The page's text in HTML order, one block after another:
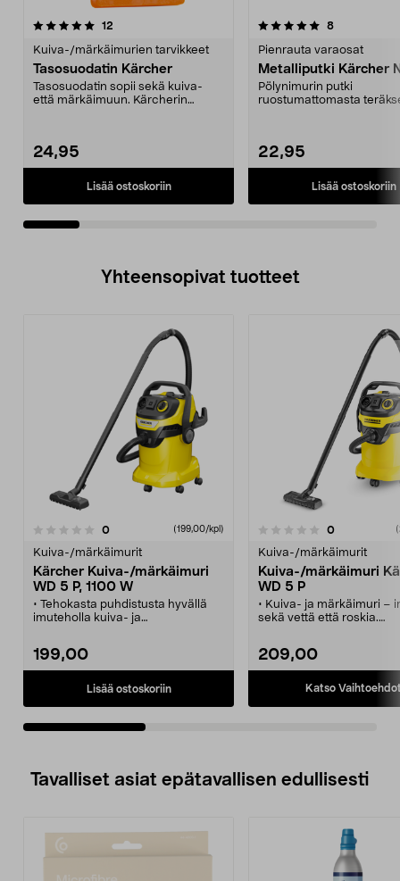
12
Kuiva-/märkäimurien tarvikkeet
Tasosuodatin Kärcher
Tasosuodatin sopii sekä kuiva-
että märkäimuun. Kärcherin
24,95
Lisää ostoskoriin
5.0viidestä
8arvostelut
Pienrauta varaosat
Metalliputki Kärcher
Pölynimurin putki
ruostumattomasta
22,95
Lisää ostoskoriin
4.5viidestä
Yhteensopivat tuotteet
0arvostelut (199,00/kpl)
Kuiva-/märkäimurit
Kärcher Kuiva-/märkäimuri
WD 5 P, 1100 W
• Tehokasta puhdistusta hyvällä
imuteholla kuiva- ja
jossa 25 litran muovisäiliö.
• Suodatin puhdistuu napin
painalluksella.
laitepistorasia.
199,00
Lisää ostoskoriin
0.0 viidestä
0arvostelut
Kuiva-/märkäimurit
Kuiva-/märkäimuri
WD 5 P
• Kuiva- ja märkäimuri –
sekä vettä että roskia.
• Tehokas 1800 W:n
mutta todellinen
vain 1100 W.
209,00
Katso
0.0 viidestä
Tavalliset asiat epätavallisen edullisesti